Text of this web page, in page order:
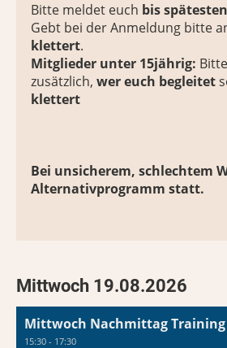
Bitte meldet euch bis
Gebt bei der Anmeldung bitte
klettert.
Mitglieder unter 15jährig:
zusätzlich, wer euch begleitet
klettert
Bei unsicherem, schlechtem
Alternativprogramm statt.
Mittwoch 19.08.2026
Mittwoch Nachmittag Training
15:30 - 17:30